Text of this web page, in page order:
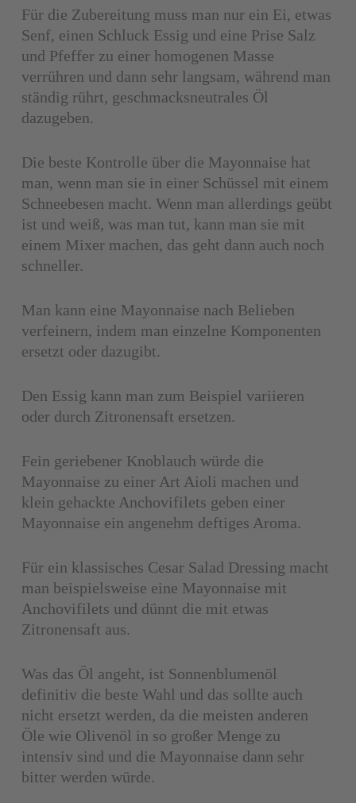
Für die Zubereitung muss man nur ein Ei, etwas
Senf, einen Schluck Essig und eine Prise Salz
und Pfeffer zu einer homogenen Masse
verrühren und dann sehr langsam, während man
ständig rührt, geschmacksneutrales Öl
dazugeben.
Die beste Kontrolle über die Mayonnaise hat
man, wenn man sie in einer Schüssel mit einem
Schneebesen macht. Wenn man allerdings geübt
ist und weiß, was man tut, kann man sie mit
einem Mixer machen, das geht dann auch noch
schneller.
Man kann eine Mayonnaise nach Belieben
verfeinern, indem man einzelne Komponenten
ersetzt oder dazugibt.
Den Essig kann man zum Beispiel variieren
oder durch Zitronensaft ersetzen.
Fein geriebener Knoblauch würde die
Mayonnaise zu einer Art Aioli machen und
klein gehackte Anchovifilets geben einer
Mayonnaise ein angenehm deftiges Aroma.
Für ein klassisches Cesar Salad Dressing macht
man beispielsweise eine Mayonnaise mit
Anchovifilets und dünnt die mit etwas
Zitronensaft aus.
Was das Öl angeht, ist Sonnenblumenöl
definitiv die beste Wahl und das sollte auch
nicht ersetzt werden, da die meisten anderen
Öle wie Olivenöl in so großer Menge zu
intensiv sind und die Mayonnaise dann sehr
bitter werden würde.